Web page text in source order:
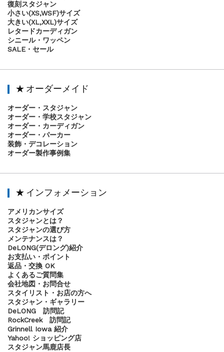
復刻スタジャン
小さい(XS,WSF)サイズ
大きい(XL,XXL)サイズ
レタードカーディガン
シニール・ワッペン
SALE・セール
★ オーダーメイド
オーダー・スタジャン
オーダー・学校スタジャン
オーダー・カーディガン
オーダー・パーカー
装飾・デコレーション
オーダー製作事例集
★ インフォメーション
アメリカンサイズ
スタジャンとは？
スタジャンの選び方
メンテナンスは？
DeLONG(デロング)紹介
お支払い・ポイント
返品・交換 OK
よくあるご質問集
会社地図・お問合せ
スタイリスト・お店の方へ
スタジャン・ギャラリー
DeLONG 訪問記
RockCreek 訪問記
Grinnell Iowa 紹介
Yahoo! ショッピング店
スタジャン馬鹿店長